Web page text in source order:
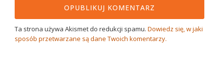
Ta strona używa Akismet do redukcji spamu. Dowiedz się, w jaki
sposób przetwarzane są dane Twoich komentarzy.